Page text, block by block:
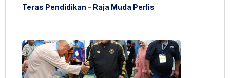
Teras Pendidikan – Raja Muda Perlis